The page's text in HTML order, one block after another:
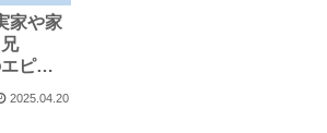
家や家
ピソ
2025.04.20